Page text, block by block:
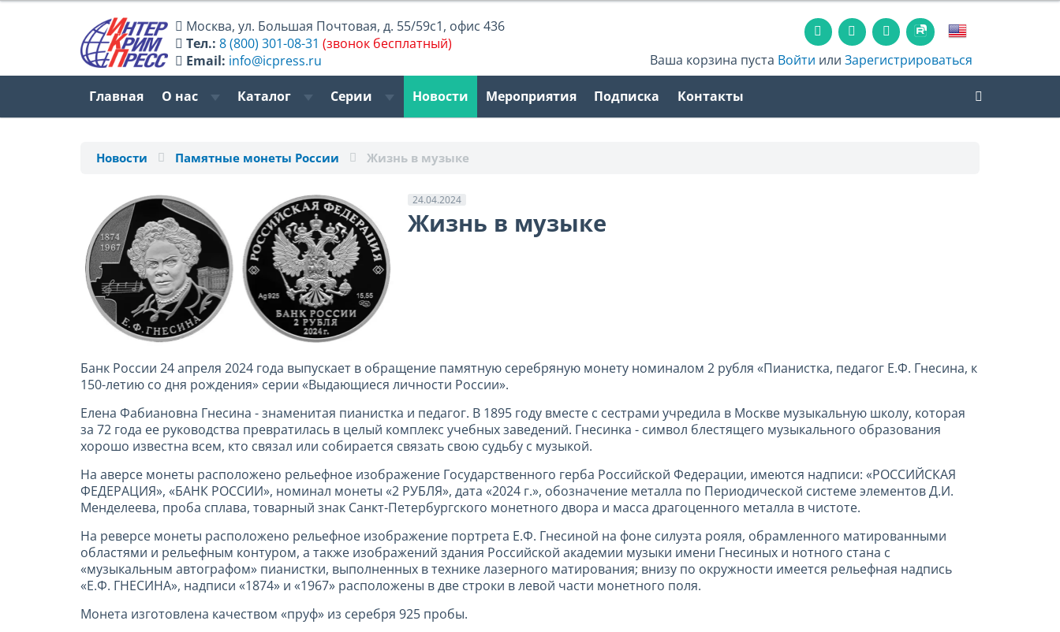
Москва,ул. Большая Почтовая, д. 55/59с1, офис 436
Тел.: 8 (800) 301-08-31 (звонок бесплатный)
Email: info@icpress.ru Ваша корзина пуста Войти илиЗарегистрироваться
Главная О нас Каталог Серии Новости Мероприятия Подписка Контакты
Новости Памятные монеты России Жизнь в музыке
24.04.2024
Жизнь в музыке
Банк России 24 апреля 2024 года выпускает в обращение памятную серебряную монету номиналом 2 рубля «Пианистка, педагог Е.Ф. Гнесина, к
150-летию со дня рождения» серии «Выдающиеся личности России».
Елена Фабиановна Гнесина - знаменитая пианистка и педагог. В 1895 году вместе с сестрами учредила в Москве музыкальную школу, которая
за 72 года ее руководства превратилась в целый комплекс учебных заведений. Гнесинка - символ блестящего музыкального образования
хорошо известна всем, кто связал или собирается связать свою судьбу с музыкой.
На аверсе монеты расположено рельефное изображение Государственного герба Российской Федерации, имеются надписи: «РОССИЙСКАЯ
ФЕДЕРАЦИЯ», «БАНК РОССИИ», номинал монеты «2 РУБЛЯ», дата «2024 г.», обозначение металла по Периодической системе элементов Д.И.
Менделеева, проба сплава, товарный знак Санкт-Петербургского монетного двора и масса драгоценного металла в чистоте.
На реверсе монеты расположено рельефное изображение портрета Е.Ф. Гнесиной на фоне силуэта рояля, обрамленного матированными
областями и рельефным контуром, а также изображений здания Российской академии музыки имени Гнесиных и нотного стана с
«музыкальным автографом» пианистки, выполненных в технике лазерного матирования; внизу по окружности имеется рельефная надпись
«Е.Ф. ГНЕСИНА», надписи «1874» и «1967» расположены в две строки в левой части монетного поля.
Монета изготовлена качеством «пруф» из серебря 925 пробы.